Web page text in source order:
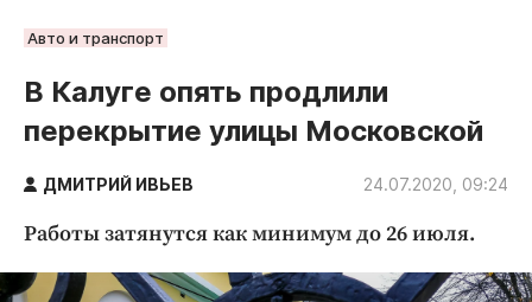
РУБРИКИ
Новости компаний
Статьи
Народные новости
Благоустройство
Криминал
Авто и транспорт
В Калуге опять продлили
перекрытие улицы Московской
ДМИТРИЙ ИВЬЕВ 24.07.2020, 09:24
Работы затянутся как минимум до 26 июля.